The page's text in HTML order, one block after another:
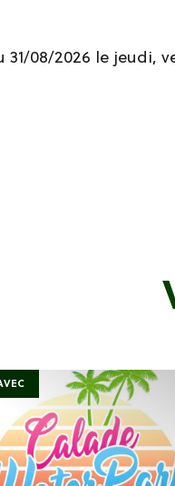
31/08/2026 le jeudi,